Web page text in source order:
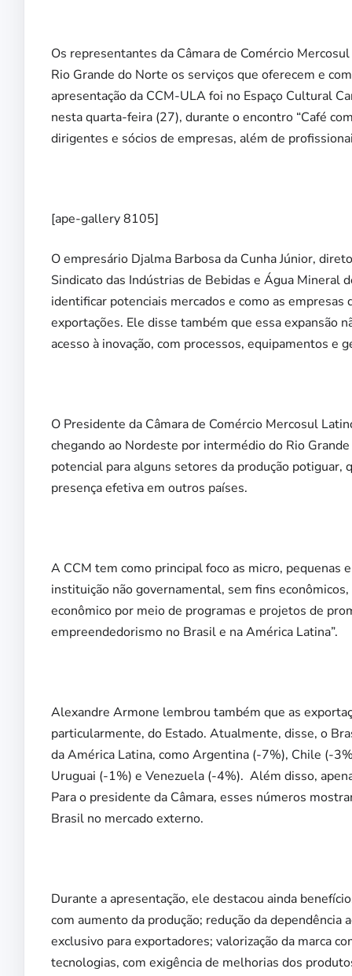
Os representantes da Câmara de Comércio
Rio Grande do Norte os serviços que oferecem e
apresentação da CCM-ULA foi no Espaço Cultural
nesta quarta-feira (27), durante o encontro “Café
dirigentes e sócios de empresas, além de
[ape-gallery 8105]
O empresário Djalma Barbosa da Cunha Júnior,
Sindicato das Indústrias de Bebidas e Água Mineral
identificar potenciais mercados e como as
exportações. Ele disse também que essa expansão
acesso à inovação, com processos, equipamentos e
O Presidente da Câmara de Comércio Mercosul
chegando ao Nordeste por intermédio do Rio
potencial para alguns setores da produção
presença efetiva em outros países.
A CCM tem como principal foco as micro, pequenas
instituição não governamental, sem fins
econômico por meio de programas e projetos de
empreendedorismo no Brasil e na América Latina”.
Alexandre Armone lembrou também que as
particularmente, do Estado. Atualmente, disse, o
da América Latina, como Argentina (-7%), Chile (-
Uruguai (-1%) e Venezuela (-4%). Além disso,
Para o presidente da Câmara, esses números
Brasil no mercado externo.
Durante a apresentação, ele destacou ainda
com aumento da produção; redução da dependência
exclusivo para exportadores; valorização da marca
tecnologias, com exigência de melhorias dos